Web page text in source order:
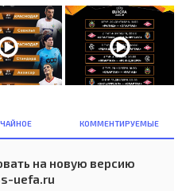
КОММЕНТИРУЕМЫЕ
на новую версию
uefa.ru